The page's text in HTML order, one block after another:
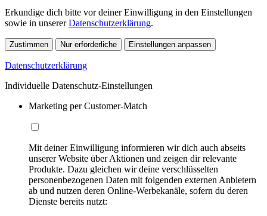
Erkundige dich bitte vor deiner Einwilligung in den Einstellungen
sowie in unsererDatenschutzerklärung.
Zustimmen Nur erforderliche Einstellungen anpassen
Datenschutzerklärung
Individuelle Datenschutz-Einstellungen
Marketing per Customer-Match
Mit deiner Einwilligung informieren wir dich auch abseits
unserer Website über Aktionen und zeigen dir relevante
Produkte. Dazu gleichen wir deine verschlüsselten
personenbezogenen Daten mit folgenden externen Anbietern
ab und nutzen deren Online-Werbekanäle, sofern du deren
Dienste bereits nutzt: